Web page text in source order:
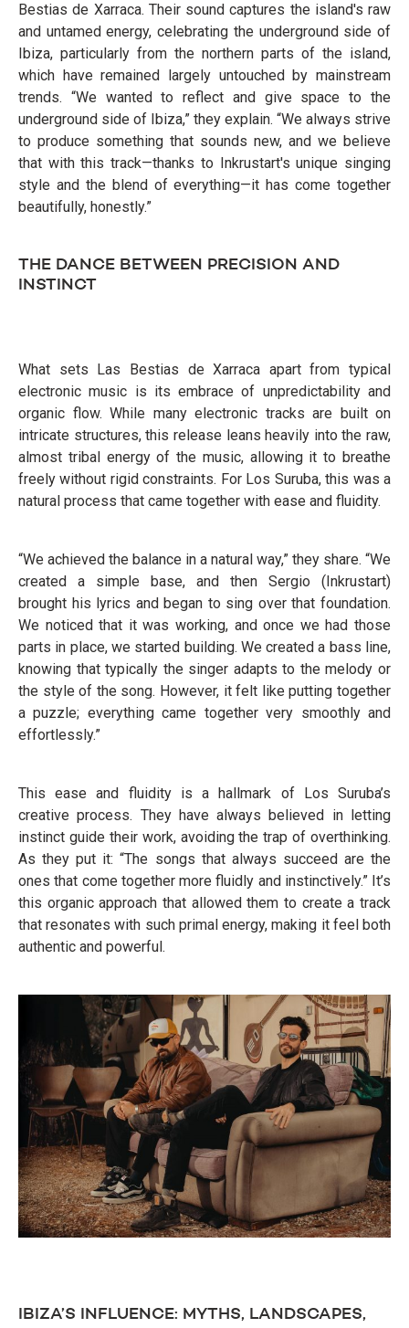
Bestias de Xarraca. Their sound captures the island's raw
and untamed energy, celebrating the underground side of
Ibiza, particularly from the northern parts of the island,
which have remained largely untouched by mainstream
trends. “We wanted to reflect and give space to the
underground side of Ibiza,” they explain. “We always strive
to produce something that sounds new, and we believe
that with this track—thanks to Inkrustart's unique singing
style and the blend of everything—it has come together
beautifully, honestly.”
THE DANCE BETWEEN PRECISION AND
INSTINCT
What sets Las Bestias de Xarraca apart from typical
electronic music is its embrace of unpredictability and
organic flow. While many electronic tracks are built on
intricate structures, this release leans heavily into the raw,
almost tribal energy of the music, allowing it to breathe
freely without rigid constraints. For Los Suruba, this was a
natural process that came together with ease and fluidity.
“We achieved the balance in a natural way,” they share. “We
created a simple base, and then Sergio (Inkrustart)
brought his lyrics and began to sing over that foundation.
We noticed that it was working, and once we had those
parts in place, we started building. We created a bass line,
knowing that typically the singer adapts to the melody or
the style of the song. However, it felt like putting together
a puzzle; everything came together very smoothly and
effortlessly.”
This ease and fluidity is a hallmark of Los Suruba’s
creative process. They have always believed in letting
instinct guide their work, avoiding the trap of overthinking.
As they put it: “The songs that always succeed are the
ones that come together more fluidly and instinctively.” It’s
this organic approach that allowed them to create a track
that resonates with such primal energy, making it feel both
authentic and powerful.
IBIZA’S INFLUENCE: MYTHS, LANDSCAPES,